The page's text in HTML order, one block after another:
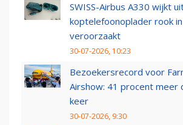
SWISS-Airbus A330 wijkt
koptelefoonoplader rook
veroorzaakt
30-07-2026, 10:23
Bezoekersrecord voor
Airshow: 41 procent meer
keer
30-07-2026, 9:30